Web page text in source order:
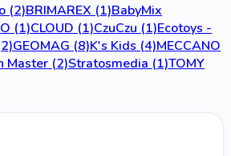
(2)BRIMAREX (1)BabyMix
(1)CLOUD (1)CzuCzu (1)Ecotoys -
GEOMAG (8)K's Kids (4)MECCANO
Master (2)Stratosmedia (1)TOMY